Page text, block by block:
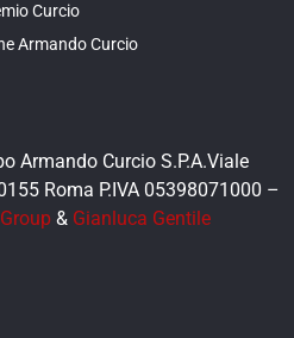
Curcio
Armando Curcio
Armando Curcio S.P.A.Viale
Roma P.IVA 05398071000 –
& Gianluca Gentile